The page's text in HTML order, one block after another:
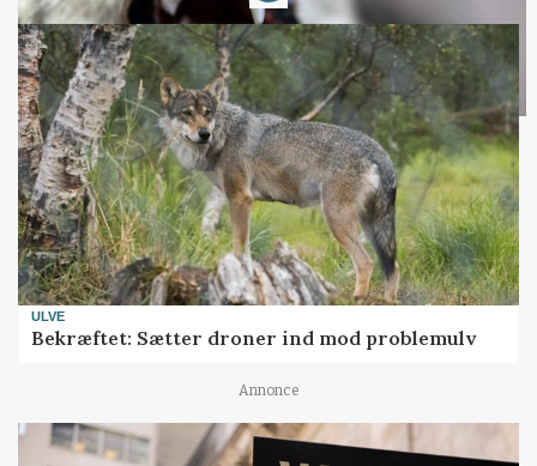
ULVE
Bekræftet: Sætter droner ind mod problemulv
Annonce